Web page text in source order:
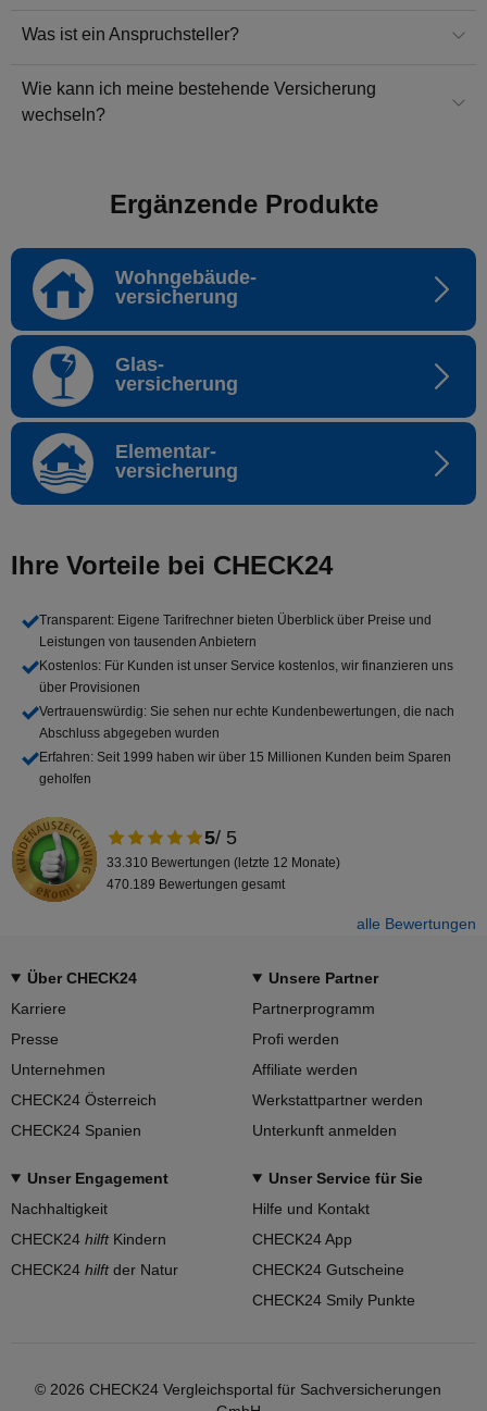
Was ist ein Anspruchsteller?
Wie kann ich meine bestehende Versicherung
wechseln?
Ergänzende Produkte
Wohngebäude-
versicherung
Glas-
versicherung
Elementar-
versicherung
Ihre Vorteile bei CHECK24
Transparent: Eigene Tarifrechner bieten Überblick über Preise und
Leistungen von tausenden Anbietern
Kostenlos: Für Kunden ist unser Service kostenlos, wir finanzieren uns
über Provisionen
Vertrauenswürdig: Sie sehen nur echte Kundenbewertungen, die nach
Abschluss abgegeben wurden
Erfahren: Seit 1999 haben wir über 15 Millionen Kunden beim Sparen
geholfen
5/ 5
33.310 Bewertungen (letzte 12 Monate)
470.189 Bewertungen gesamt
alle Bewertungen
Über CHECK24
Karriere
Presse
Unternehmen
CHECK24 Österreich
CHECK24 Spanien
Unsere Partner
Partnerprogramm
Profi werden
Affiliate werden
Werkstattpartner werden
Unterkunft anmelden
Unser Engagement
Nachhaltigkeit
CHECK24 hilftKindern
CHECK24 hilftder Natur
Unser Service für Sie
Hilfe und Kontakt
CHECK24 App
CHECK24 Gutscheine
CHECK24 Smily Punkte
© 2026 CHECK24 Vergleichsportal für Sachversicherungen